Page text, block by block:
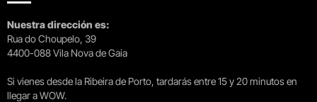
Nuestra dirección es:
Rua do Choupelo, 39
4400-088 Vila Nova de Gaia
Si vienes desde la Ribeira de Porto, tardarás entre 15 y 20 minutos en
llegar a WOW.